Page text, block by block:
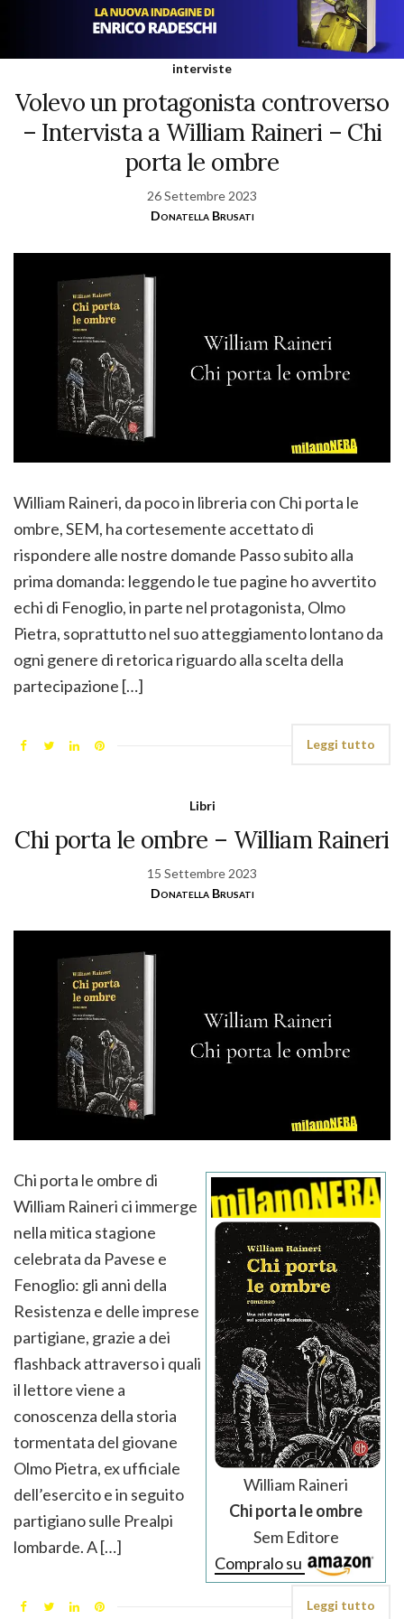
interviste
Volevo un protagonista controverso
– Intervista a William Raineri – Chi
porta le ombre
26 Settembre 2023
Donatella Brusati
William Raineri, da poco in libreria con Chi porta le
ombre, SEM, ha cortesemente accettato di
rispondere alle nostre domande Passo subito alla
prima domanda: leggendo le tue pagine ho avvertito
echi di Fenoglio, in parte nel protagonista, Olmo
Pietra, soprattutto nel suo atteggiamento lontano da
ogni genere di retorica riguardo alla scelta della
partecipazione […]
Leggi tutto
Libri
Chi porta le ombre – William Raineri
15 Settembre 2023
Donatella Brusati
William Raineri
Chi porta le ombre
Sem Editore
Compralo su
Chi porta le ombre di
William Raineri ci immerge
nella mitica stagione
celebrata da Pavese e
Fenoglio: gli anni della
Resistenza e delle imprese
partigiane, grazie a dei
flashback attraverso i quali
il lettore viene a
conoscenza della storia
tormentata del giovane
Olmo Pietra, ex ufficiale
dell’esercito e in seguito
partigiano sulle Prealpi
lombarde. A […]
Leggi tutto